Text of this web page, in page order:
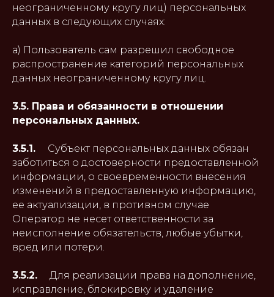
неограниченному кругу лиц) персональных
данных в следующих случаях:
а) Пользователь сам разрешил свободное
распространение категорий персональных
данных неограниченному кругу лиц.
3.5. Права и обязанности в отношении
персональных данных.
3.5.1. Субъект персональных данных обязан
заботиться о достоверности предоставленной
информации, о своевременности внесения
изменений в предоставленную информацию,
ее актуализации, в противном случае
Оператор не несет ответственности за
неисполнение обязательств, любые убытки,
вред или потери.
3.5.2. Для реализации права на дополнение,
исправление, блокировку и удаление